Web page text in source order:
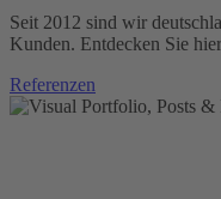
Seit 2012 sind wir
Kunden. Entdecken Sie
Referenzen